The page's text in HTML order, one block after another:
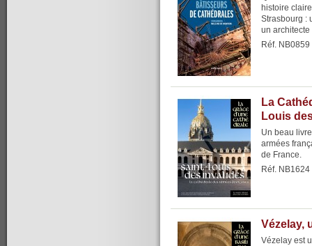
histoire
Strasbourg :
un architecte
Réf. NB0859
La
Louis
Un beau
armées
de France.
Réf. NB1624
Vézelay,
Vézelay est